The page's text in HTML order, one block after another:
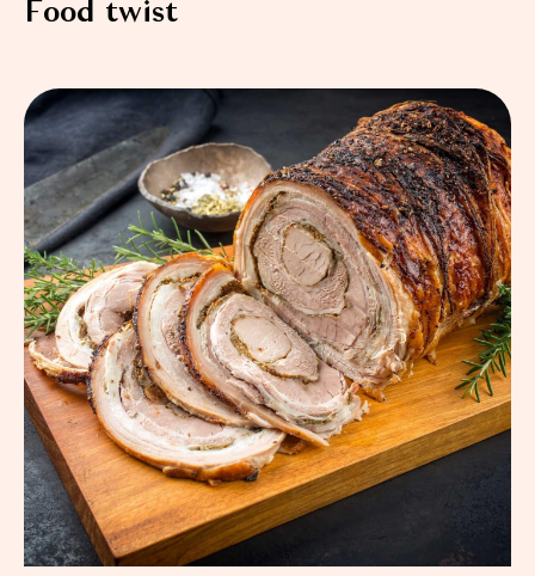
Food twist